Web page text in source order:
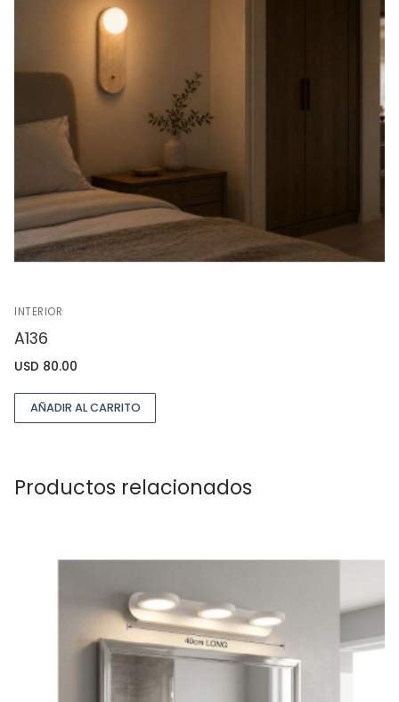
INTERIOR
A136
USD 80.00
AÑADIR AL CARRITO
Productos relacionados